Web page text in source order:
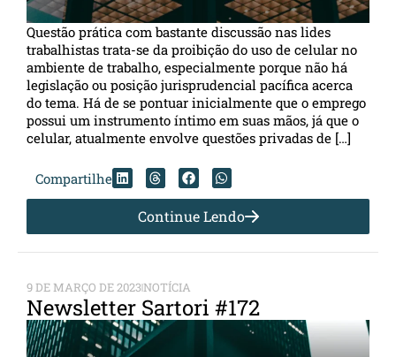
Questão prática com bastante discussão nas lides
trabalhistas trata-se da proibição do uso de celular no
ambiente de trabalho, especialmente porque não há
legislação ou posição jurisprudencial pacífica acerca
do tema. Há de se pontuar inicialmente que o emprego
possui um instrumento íntimo em suas mãos, já que o
celular, atualmente envolve questões privadas de […]
Compartilhe
Continue Lendo
9 DE MARÇO DE 2023NOTÍCIA
Newsletter Sartori #172